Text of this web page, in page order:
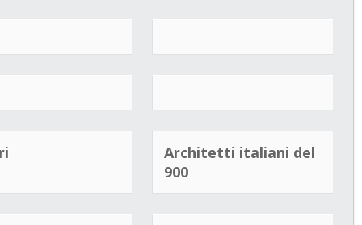
Architetti italiani del
900